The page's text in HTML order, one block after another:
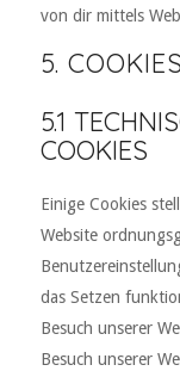
von dir mittels
5. COOKIES
5.1
COOKIES
Einige Cookies
Website
das Setzen
Besuch unserer
Besuch unserer